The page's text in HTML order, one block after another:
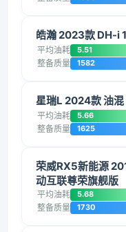
皓瀚 2023款 DH-i
平均油耗 5.51
整备质量 1582
星瑞L 2024款 油混
平均油耗 5.66
整备质量 1625
荣威RX5新能源
动互联尊荣旗舰版
平均油耗 5.68
整备质量 1730